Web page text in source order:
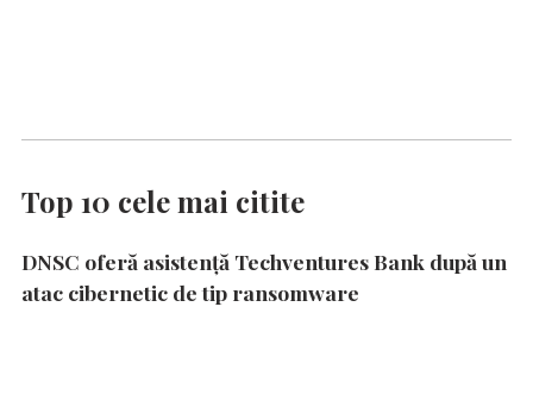
Top 10 cele mai citite
DNSC oferă asistență Techventures Bank după un
atac cibernetic de tip ransomware